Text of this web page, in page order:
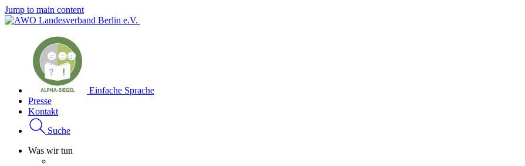
Jump to main content
Einfache Sprache
Presse
Kontakt
Suche
Was wir tun